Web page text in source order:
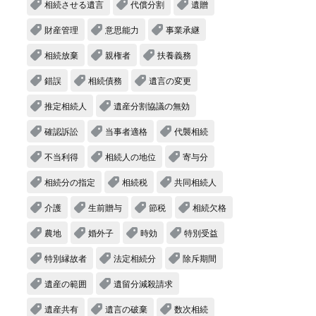
相続させる遺言 代償分割 遺贈
財産管理 意思能力 事業承継
相続放棄 親権者 扶養義務
錯誤 相続債務 遺言の変更
推定相続人 遺産分割協議の無効
確認訴訟 当事者適格 代襲相続
不当利得 相続人の地位 寄与分
相続分の指定 相続税 共同相続人
介護 生前贈与 節税 相続欠格
農地 婚外子 時効 特別受益
特別縁故者 法定相続分 除斥期間
遺産の範囲 遺留分減殺請求
遺産共有 遺言の破棄 数次相続